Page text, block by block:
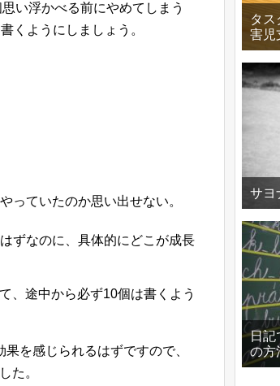
い浮かべる前にやめてしまう
くようにしましょう。
っていたのか思い出せない。
ずなのに、具体的にどこが成長
、途中から必ず10個は書くよう
を感じられるはずですので、
た。
タス
害児
サヨ
日記
の方